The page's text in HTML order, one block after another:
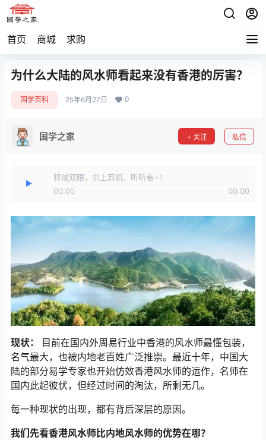
首页 商城 求购
为什么大陆的风水师看起来没有香港的厉害？
国学百科 25年6月27日 0
国学之家 关注 私信
释放双眼，带上耳机，听听看~！
00:00
00:00
现状：
目前在国内外周易行业中香港的风水师最懂包装，
名气最大，也被内地老百姓广泛推崇。最近十年，中国大
陆的部分易学专家也开始仿效香港风水师的运作，名师在
国内此起彼伏，但经过时间的淘汰，所剩无几。
每一种现状的出现，都有背后深层的原因。
我们先看香港风水师比内地风水师的优势在哪？